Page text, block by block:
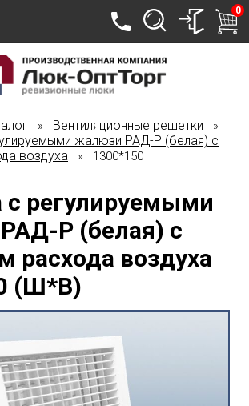
0
» Вентиляционные решетки »
жалюзи РАД-Р (белая) с
воздуха » 1300*150
с регулируемыми
Р (белая) с
расхода воздуха
(Ш*В)